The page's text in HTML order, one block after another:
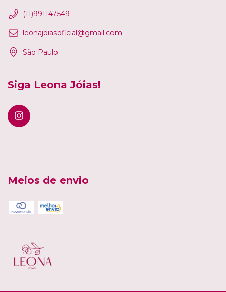
(11)991147549
leonajoiasoficial@gmail.com
São Paulo
Siga Leona Jóias!
Meios de envio